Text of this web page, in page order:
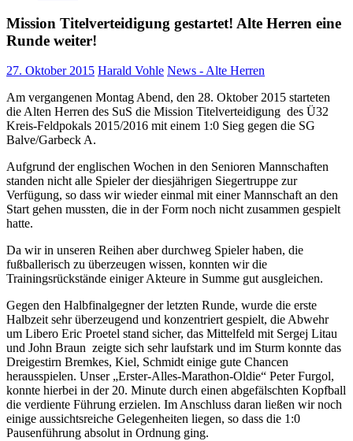
Mission Titelverteidigung gestartet! Alte Herren eine
Runde weiter!
27. Oktober 2015 Harald Vohle News - Alte Herren
Am vergangenen Montag Abend, den 28. Oktober 2015 starteten
die Alten Herren des SuS die Mission Titelverteidigung des Ü32
Kreis-Feldpokals 2015/2016 mit einem 1:0 Sieg gegen die SG
Balve/Garbeck A.
Aufgrund der englischen Wochen in den Senioren Mannschaften
standen nicht alle Spieler der diesjährigen Siegertruppe zur
Verfügung, so dass wir wieder einmal mit einer Mannschaft an den
Start gehen mussten, die in der Form noch nicht zusammen gespielt
hatte.
Da wir in unseren Reihen aber durchweg Spieler haben, die
fußballerisch zu überzeugen wissen, konnten wir die
Trainingsrückstände einiger Akteure in Summe gut ausgleichen.
Gegen den Halbfinalgegner der letzten Runde, wurde die erste
Halbzeit sehr überzeugend und konzentriert gespielt, die Abwehr
um Libero Eric Proetel stand sicher, das Mittelfeld mit Sergej Litau
und John Braun zeigte sich sehr laufstark und im Sturm konnte das
Dreigestirn Bremkes, Kiel, Schmidt einige gute Chancen
herausspielen. Unser „Erster-Alles-Marathon-Oldie“ Peter Furgol,
konnte hierbei in der 20. Minute durch einen abgefälschten Kopfball
die verdiente Führung erzielen. Im Anschluss daran ließen wir noch
einige aussichtsreiche Gelegenheiten liegen, so dass die 1:0
Pausenführung absolut in Ordnung ging.